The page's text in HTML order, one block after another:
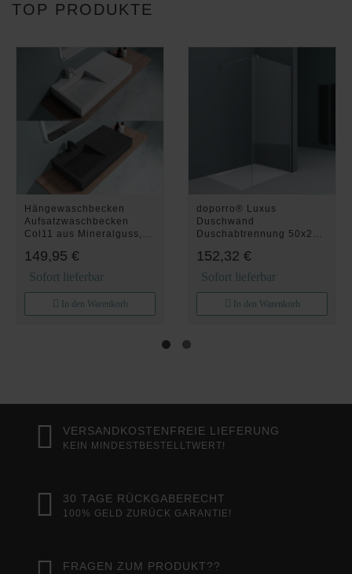
TOP PRODUKTE
Hängewaschbecken
Aufsatzwaschbecken
Col11 aus Mineralguss,
149,95 €
Sofort lieferbar
In den Warenkorb
doporro® Luxus
Duschwand
Duschabtrennung 50x200
Stabilisator aus Echtglas
10mm ESG-
Sicherheitsglas Klarglas
inkl. Nanobeschichtung
Bremen2K
152,32 €
Sofort lieferbar
In den Warenkorb
VERSANDKOSTENFREIE LIEFERUNG
KEIN MINDESTBESTELLTWERT!
30 TAGE RÜCKGABERECHT
100% GELD ZURÜCK GARANTIE!
FRAGEN ZUM PRODUKT??